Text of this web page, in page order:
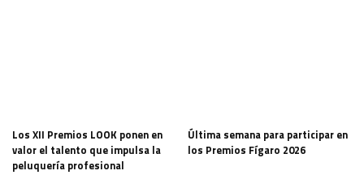
Los XII Premios LOOK ponen en
valor el talento que impulsa la
peluquería profesional
Última semana para participar en
los Premios Fígaro 2026